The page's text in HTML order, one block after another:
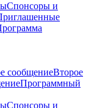
Спонсоры и
сообщениеВторое
Программный
Спонсоры и